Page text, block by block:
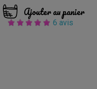
Ajouter au panier
6 avis